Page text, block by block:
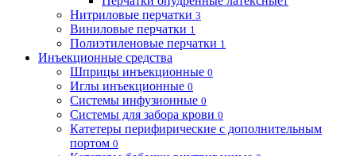
Нитриловые перчатки 3
Виниловые перчатки 1
Полиэтиленовые перчатки 1
Инъекционные средства
Шприцы инъекционные 0
Иглы инъекционные 0
Системы инфузионные 0
Системы для забора крови 0
Катетеры перифирические с дополнительным
портом 0